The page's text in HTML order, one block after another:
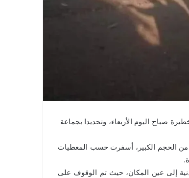
صباح اليوم الأربعاء، وتحديدا بجماعة
من الحجم الكبير، أسفرت حسب المعطيات
إلى عين المكان، حيث تم الوقوف على